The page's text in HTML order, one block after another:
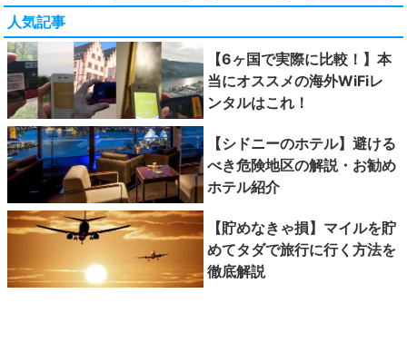
人気記事
【6ヶ国で実際に比較！】本
当にオススメの海外WiFiレ
ンタルはこれ！
【シドニーのホテル】避ける
べき危険地区の解説・お勧め
ホテル紹介
【貯めなきゃ損】マイルを貯
めてタダで旅行に行く方法を
徹底解説